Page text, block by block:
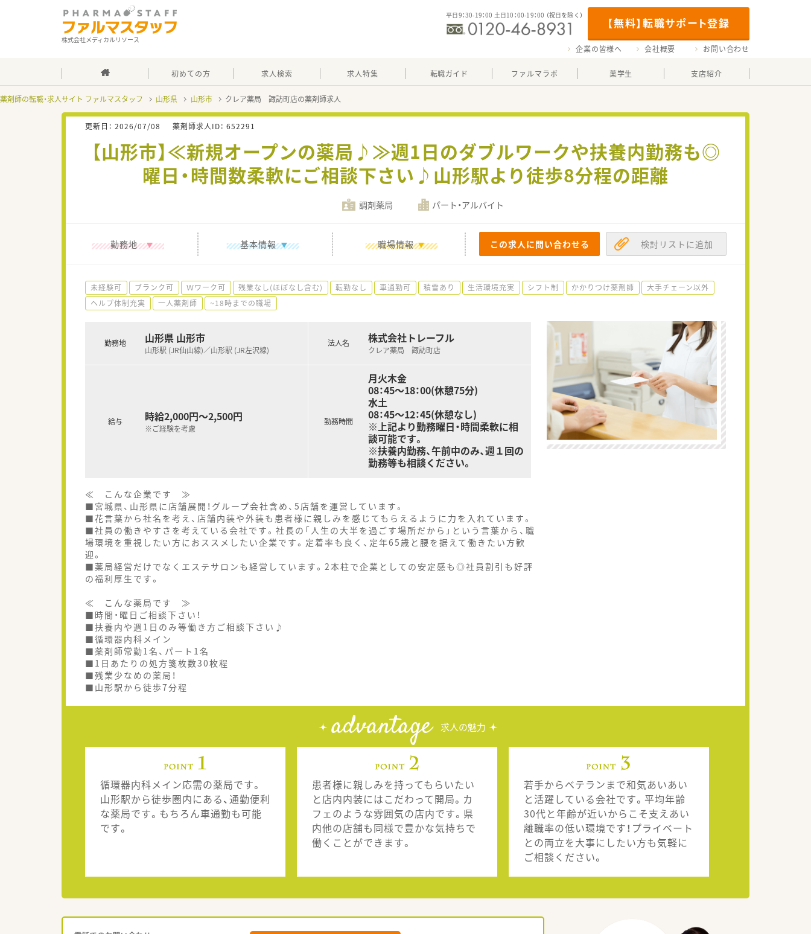
株式会社メディカルリソース
【無料】転職サポート登録
平日9：30-19：00 土日10：00-19：00 （祝日を除く）
企業の皆様へ 会社概要 お問い合わせ
初めての方 求人検索 求人特集 転職ガイド ファルマラボ 薬学生 支店紹介
薬剤師の転職・求人サイト ファルマスタッフ 山形県 山形市 クレア薬局 諏訪町店の薬剤師求人
更新日： 2026/07/08 薬剤師求人ID： 652291
【山形市】≪新規オープンの薬局♪≫週1日のダブルワークや扶養内勤務も◎
曜日・時間数柔軟にご相談下さい♪山形駅より徒歩8分程の距離
調剤薬局 パート・アルバイト
勤務地 基本情報 職場情報 この求人に問い合わせる 検討リストに追加
未経験可 ブランク可 Ｗワーク可 残業なし(ほぼなし含む) 転勤なし 車通勤可 積雪あり 生活環境充実 シフト制 かかりつけ薬剤師
大手チェーン以外
ヘルプ体制充実
一人薬剤師 ~18時までの職場
勤務地 山形県 山形市
山形駅 (JR仙山線)／山形駅 (JR左沢線)
給与 時給2,000円～2,500円
※ご経験を考慮
法人名 株式会社トレーフル
クレア薬局 諏訪町店
勤務時間
月火木金
08：45～18：00(休憩75分)
水土
08：45～12：45(休憩なし)
※上記より勤務曜日・時間柔軟に相
談可能です。
※扶養内勤務、午前中のみ、週１回の
勤務等も相談ください。
≪ こんな企業です ≫
■宮城県、山形県に店舗展開！グループ会社含め、5店舗を運営しています。
■花言葉から社名を考え、店舗内装や外装も患者様に親しみを感じてもらえるように力を入れています。
■社員の働きやすさを考えている会社です。社長の「人生の大半を過ごす場所だから」という言葉から、職
場環境を重視したい方におススメしたい企業です。定着率も良く、定年65歳と腰を据えて働きたい方歓
迎。
■薬局経営だけでなくエステサロンも経営しています。2本柱で企業としての安定感も◎社員割引も好評
の福利厚生です。
≪ こんな薬局です ≫
■時間・曜日ご相談下さい！
■扶養内や週1日のみ等働き方ご相談下さい♪
■循環器内科メイン
■薬剤師常勤1名、パート1名
■1日あたりの処方箋枚数30枚程
■残業少なめの薬局！
■山形駅から徒歩7分程
advantage 求人の魅力
循環器内科メイン応需の薬局です。
山形駅から徒歩圏内にある、通勤便利
な薬局です。もちろん車通勤も可能
です。
患者様に親しみを持ってもらいたい
と店内内装にはこだわって開局。カ
フェのような雰囲気の店内です。県
内他の店舗も同様で豊かな気持ちで
働くことができます。
若手からベテランまで和気あいあい
と活躍している会社です。平均年齢
30代と年齢が近いからこそ支えあい
離職率の低い環境です！プライベート
との両立を大事にしたい方も気軽に
ご相談ください。